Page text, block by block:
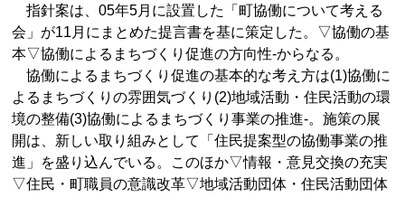
指針案は、05年5月に設置した「町協働について考える
会」が11月にまとめた提言書を基に策定した。▽協働の基
本▽協働によるまちづくり促進の方向性-からなる。
協働によるまちづくり促進の基本的な考え方は(1)協働に
よるまちづくりの雰囲気づくり(2)地域活動・住民活動の環
境の整備(3)協働によるまちづくり事業の推進-。施策の展
開は、新しい取り組みとして「住民提案型の協働事業の推
進」を盛り込んでいる。このほか▽情報・意見交換の充実
▽住民・町職員の意識改革▽地域活動団体・住民活動団体